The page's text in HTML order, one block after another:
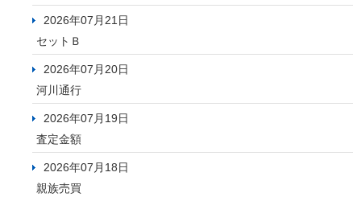
2026年07月21日
セットＢ
2026年07月20日
河川通行
2026年07月19日
査定金額
2026年07月18日
親族売買